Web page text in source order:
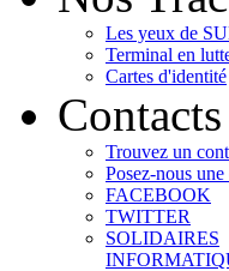
Les yeux de
Terminal en
Cartes d'identité
Contacts
Trouvez un
Posez-nous
FACEBOOK
TWITTER
SOLIDAIRES